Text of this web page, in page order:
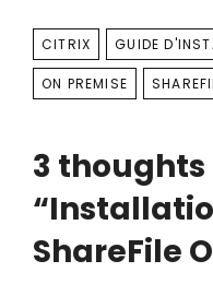
TAGS
CITRIX GUIDE
ON PREMISE
3 thoughts
“
ShareFile